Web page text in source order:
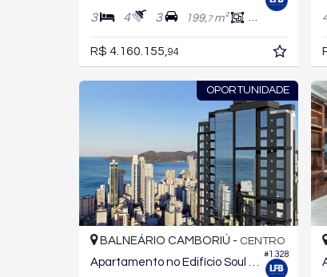
3 4 3 199,7m² 174,
R$ 4.160.155, 94
OPORTUNIDADE
#1.328
BALNEÁRIO CAMBORIÚ - CENTRO
Apartamento no Edifício Soul Residence